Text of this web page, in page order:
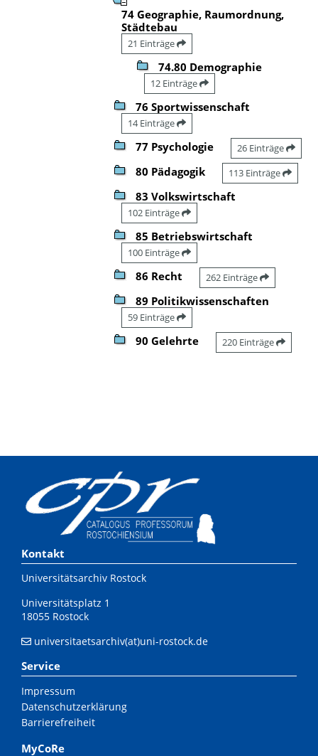
74 Geographie, Raumordnung,
Städtebau
21 Einträge
74.80 Demographie
12 Einträge
76 Sportwissenschaft
14 Einträge
77 Psychologie 26 Einträge
80 Pädagogik 113 Einträge
83 Volkswirtschaft
102 Einträge
85 Betriebswirtschaft
100 Einträge
86 Recht 262 Einträge
89 Politikwissenschaften
59 Einträge
90 Gelehrte 220 Einträge
Kontakt
Universitätsarchiv Rostock
Universitätsplatz 1
18055 Rostock
universitaetsarchiv(at)uni-rostock.de
Service
Impressum
Datenschutzerklärung
Barrierefreiheit
MyCoRe